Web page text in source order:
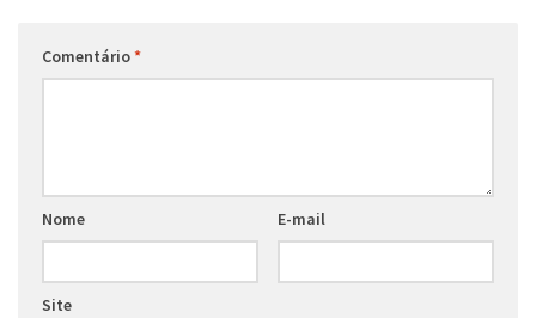
Comentário*
Nome E-mail
Site